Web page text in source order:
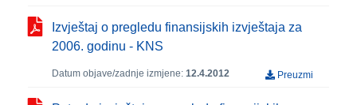
Izvještaj o pregledu finansijskih izvještaja za
2006. godinu - KNS
Datum objave/zadnje izmjene: 12.4.2012 Preuzmi